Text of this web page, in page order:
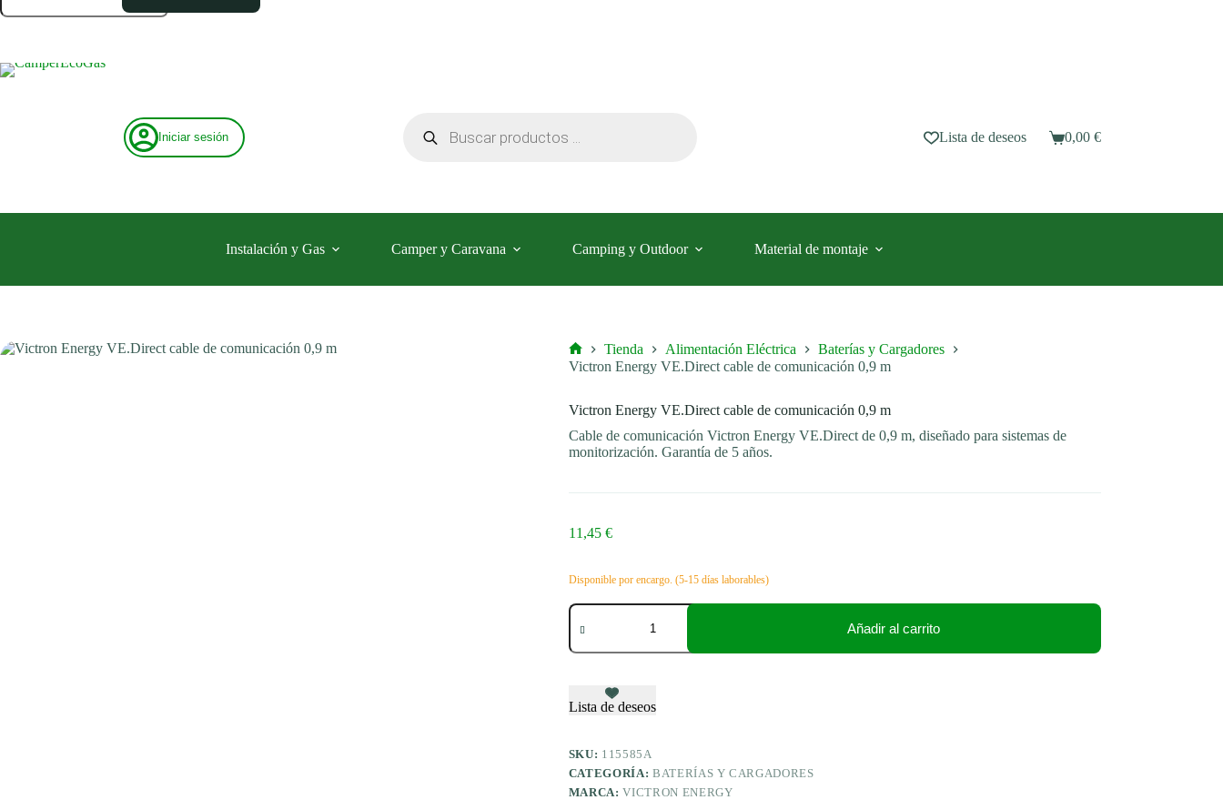
cable
0,9
m
Iniciar sesión
productos
Lista de deseos
Carro
0,00 €
Instalación y Gas Camper y Caravana Camping y Outdoor Material de montaje
Inicio
Tienda Alimentación Eléctrica
Baterías y Cargadores
Victron Energy VE.Direct cable de comunicación 0,9 m
Victron Energy VE.Direct cable de comunicación 0,9 m
Cable de comunicación Victron Energy VE.Direct de 0,9 m, diseñado para sistemas de
monitorización. Garantía de 5 años.
11,45 €
Disponible por encargo. (5-15 días laborables)
Victron
Energy
cable
comunicación
0,9
Añadir al carrito
Lista de deseos
SKU: 115585A
CATEGORÍA: BATERÍAS Y CARGADORES
MARCA:VICTRON ENERGY